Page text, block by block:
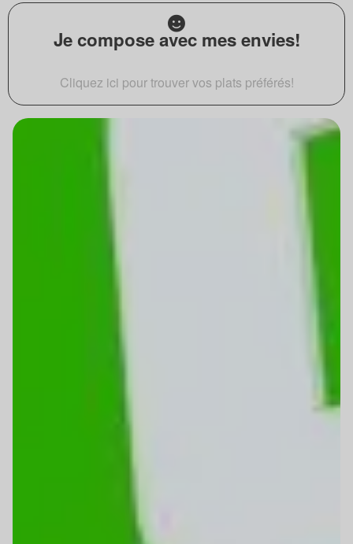
Je compose avec mes envies!
Cliquez ici pour trouver vos plats préférés!